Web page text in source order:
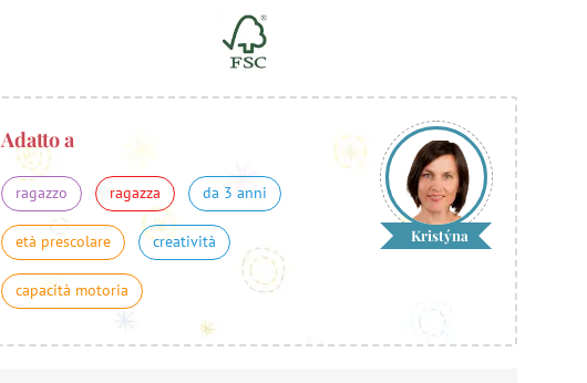
Adatto a
ragazzo ragazza da 3 anni
età prescolare creatività
capacità motoria
Kristýna